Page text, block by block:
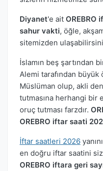
Diyanet'e ait OREBRO
sahur vakti, öğle,
sitemizden
İslamın beş şartından
Alemi tarafından büyük
Müslüman olup, akli
tutmasına herhangi bir
oruç tutması farzdır.
OREBRO iftar saati
İftar saatleri 2026
en doğru iftar saatini
OREBRO iftara geri